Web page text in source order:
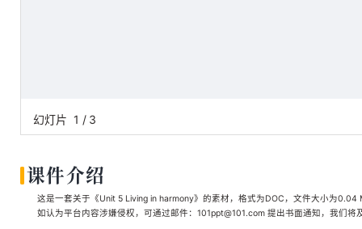
幻灯片 1 / 3
课件介绍
这是一套关于《Unit 5 Living in harmony》的素材，格式为DOC，文件大小为0.04
如认为平台内容涉嫌侵权，可通过邮件：101ppt@101.com 提出书面通知，我们将